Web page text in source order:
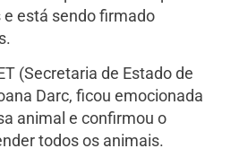
está sendo firmado
(Secretaria de Estado de
Darc, ficou emocionada
animal e confirmou o
todos os animais.